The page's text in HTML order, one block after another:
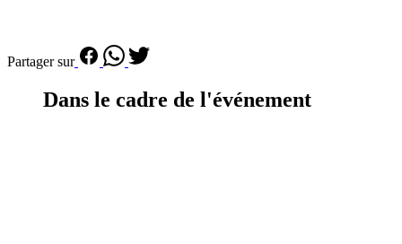
Partager sur
Dans le cadre de l'événement